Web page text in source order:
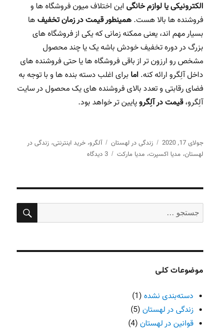
الکترونیکی یا لوازم خانگی این اختلاف میون فروشگاه ها و
فروشنده ها بالا هست.همینطور قیمت در زمان تخفیف ها
بسیار مهم اند، یعنی ممکنه زمانی که یکی از فروشگاه های
بزرگ در دوره تخفیف خودش باشه یک یا چند محصول
مشخص رو ارزون تر از باقی فروشگاه ها یا حتی فروشنده های
داخل آلِگرو ارائه کنه.اما برای اغلب دسته بنده ها و با توجه به
فضای رقابتی و تعدد بالای فروشنده های یک محصول در سایت
آلِگرو،قیمت در آلِگروپایین تر خواهد بود.
ارسال
شده
جولای 17, 2020 دسته‌ها
زندگی در لهستان برچسب‌ها
آلگرو،خرید اینترنتی،زندگی در
لهستان، مدیا اکسپرت، مدیا مارکت 3 دیدگاه
برای
فروشگاه
اینترنتی
جستجو
برای:
موضوعات کلی
دسته‌بندی نشده (1)
زندگی در لهستان (5)
قوانین در لهستان (4)